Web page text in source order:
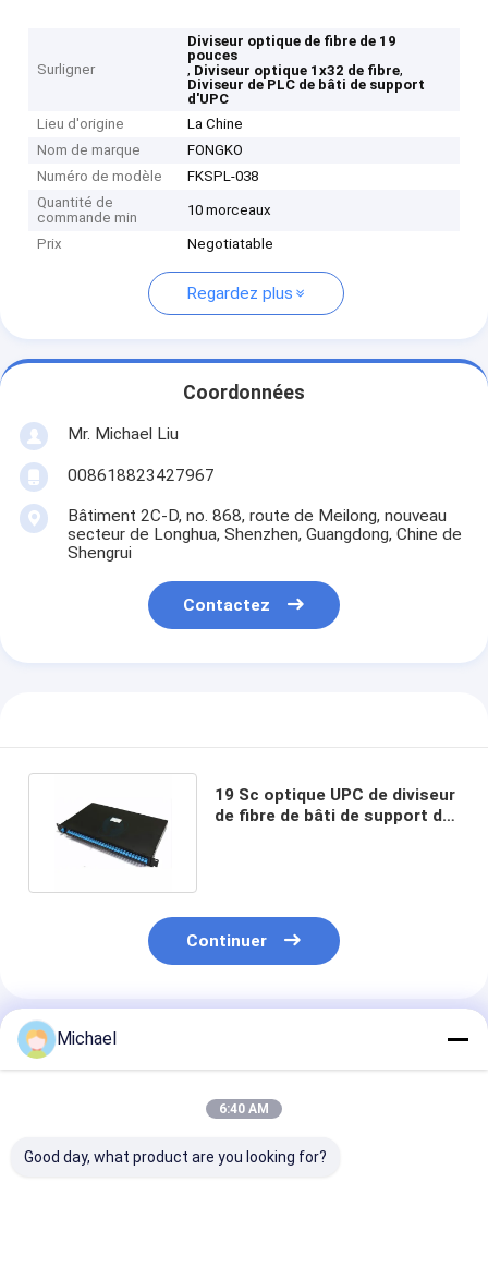
Surligner
Diviseur optique de fibre de 19
pouces
, Diviseur optique 1x32 de fibre,
Diviseur de PLC de bâti de support
d'UPC
Lieu d'origine
La Chine
Nom de marque
FONGKO
Numéro de modèle
FKSPL-038
Quantité de
commande min
10 morceaux
Prix Negotiatable
Regardez plus
Coordonnées
Mr. Michael Liu
008618823427967
Bâtiment 2C-D, no. 868, route de Meilong, nouveau
secteur de Longhua, Shenzhen, Guangdong, Chine de
Shengrui
Contactez
19 Sc optique UPC de diviseur
de fibre de bâti de support de
Continuer
Produits Recommandés
Michael
6:40 AM
Good day, what product are you looking for?